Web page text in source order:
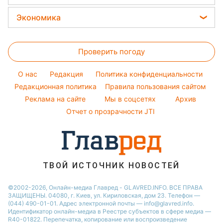
Елена Зеленская
Ани Лорак
Кейт Миддлтон
Новости Одессы
Новости Запорожья
Новости Львова
Новости Днепра
Модные ошибки
Новости моды
Легкие десерты
Праздничное меню
Уборка
Авто
Стирка
Комнатные растения
Прогноз погоды
Магнитные бури
Погода на сегодня
Погода на завтра
Пылевая буря
Экономика
Денежная помощь
Тарифы
Курс валют
Проверить погоду
O нас Редакция
Политика конфиденциальности
Редакционная политика
Правила пользования сайтом
Реклама на сайте
Мы в соцсетях
Архив
Отчет о прозрачности JTI
ТВОЙ ИСТОЧНИК НОВОСТЕЙ
©2002-2026, Онлайн-медиа Главред - GLAVRED.INFO. ВСЕ ПРАВА
ЗАЩИЩЕНЫ. 04080, г. Киев, ул. Кириловская, дом 23. Телефон —
(044) 490-01-01. Адрес электронной почты — info@glavred.info.
Идентификатор онлайн-медиа в Реестре cубъектов в сфере медиа —
R40-01822. Перепечатка, копирование или воспроизведение